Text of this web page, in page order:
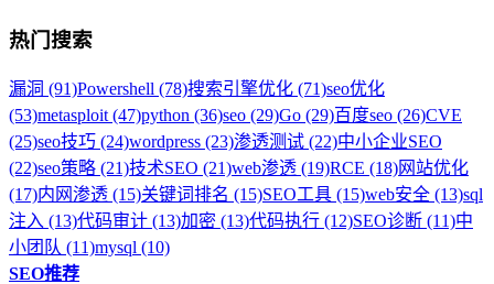
热门搜索
漏洞 (91)Powershell (78)搜索引擎优化 (71)seo优化
(53)metasploit (47)python (36)seo (29)Go (29)百度seo (26)CVE
(25)seo技巧 (24)wordpress (23)渗透测试 (22)中小企业SEO
(22)seo策略 (21)技术SEO (21)web渗透 (19)RCE (18)网站优化
(17)内网渗透 (15)关键词排名 (15)SEO工具 (15)web安全 (13)sql
注入 (13)代码审计 (13)加密 (13)代码执行 (12)SEO诊断 (11)中
小团队 (11)mysql (10)
SEO推荐